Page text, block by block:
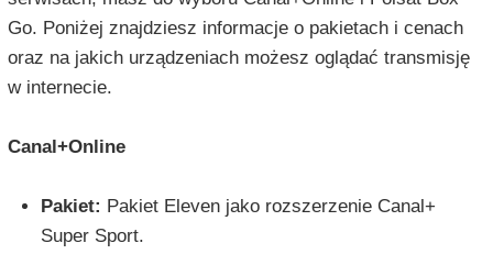
Go. Poniżej znajdziesz informacje o pakietach i cenach
oraz na jakich urządzeniach możesz oglądać transmisję
w internecie.
Canal+Online
Pakiet: Pakiet Eleven jako rozszerzenie Canal+
Super Sport.